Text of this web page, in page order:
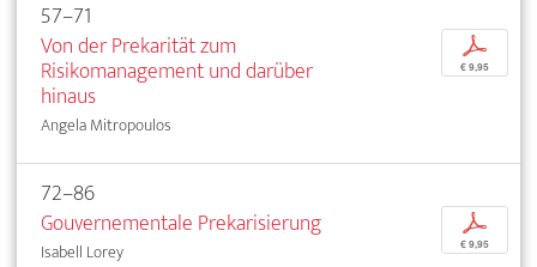
57–71
Von der Prekarität zum
Risikomanagement und darüber
hinaus
Angela Mitropoulos
p
€ 9,95
72–86
Gouvernementale Prekarisierung
Isabell Lorey
p
€ 9,95